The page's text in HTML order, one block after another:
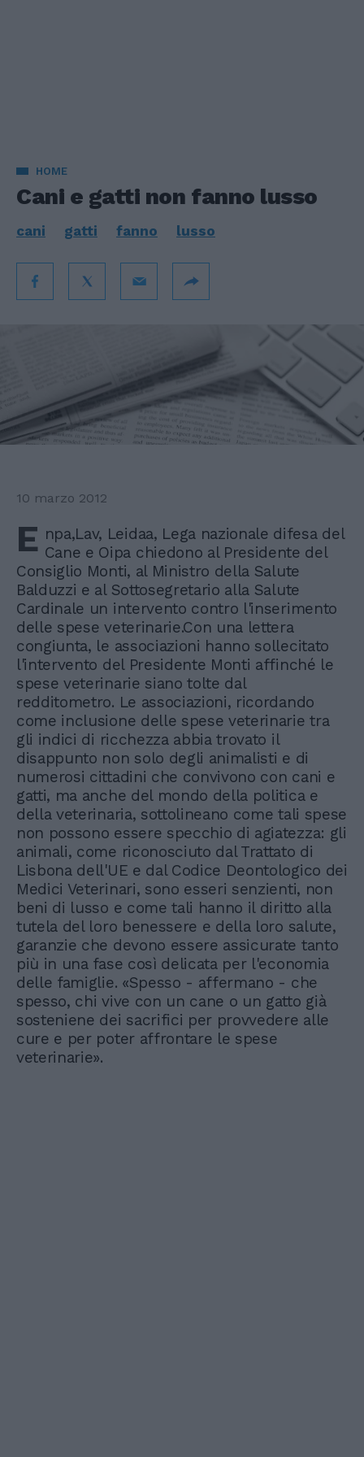
HOME
Cani e gatti non fanno lusso
cani gatti fanno lusso
10 marzo 2012
E npa,Lav, Leidaa, Lega nazionale difesa del
Cane e Oipa chiedono al Presidente del
Consiglio Monti, al Ministro della Salute
Balduzzi e al Sottosegretario alla Salute
Cardinale un intervento contro l'inserimento
delle spese veterinarie.Con una lettera
congiunta, le associazioni hanno sollecitato
l'intervento del Presidente Monti affinché le
spese veterinarie siano tolte dal
redditometro. Le associazioni, ricordando
come inclusione delle spese veterinarie tra
gli indici di ricchezza abbia trovato il
disappunto non solo degli animalisti e di
numerosi cittadini che convivono con cani e
gatti, ma anche del mondo della politica e
della veterinaria, sottolineano come tali spese
non possono essere specchio di agiatezza: gli
animali, come riconosciuto dal Trattato di
Lisbona dell'UE e dal Codice Deontologico dei
Medici Veterinari, sono esseri senzienti, non
beni di lusso e come tali hanno il diritto alla
tutela del loro benessere e della loro salute,
garanzie che devono essere assicurate tanto
più in una fase così delicata per l'economia
delle famiglie. «Spesso - affermano - che
spesso, chi vive con un cane o un gatto già
sosteniene dei sacrifici per provvedere alle
cure e per poter affrontare le spese
veterinarie».